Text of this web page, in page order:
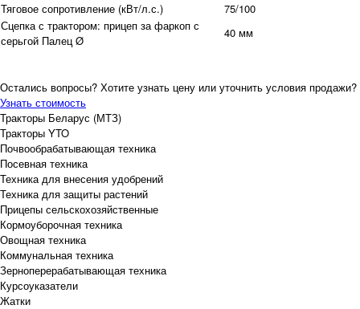
Тяговое сопротивление (кВт/л.с.)
75/100
Сцепка с трактором: прицеп за фаркоп с
серьгой Палец Ø
40 мм
Остались вопросы? Хотите узнать цену или уточнить условия продажи?
Узнать стоимость
Тракторы Беларус (МТЗ)
Тракторы YTO
Почвообрабатывающая техника
Посевная техника
Техника для внесения удобрений
Техника для защиты растений
Прицепы сельскохозяйственные
Кормоуборочная техника
Овощная техника
Коммунальная техника
Зерноперерабатывающая техника
Курсоуказатели
Жатки